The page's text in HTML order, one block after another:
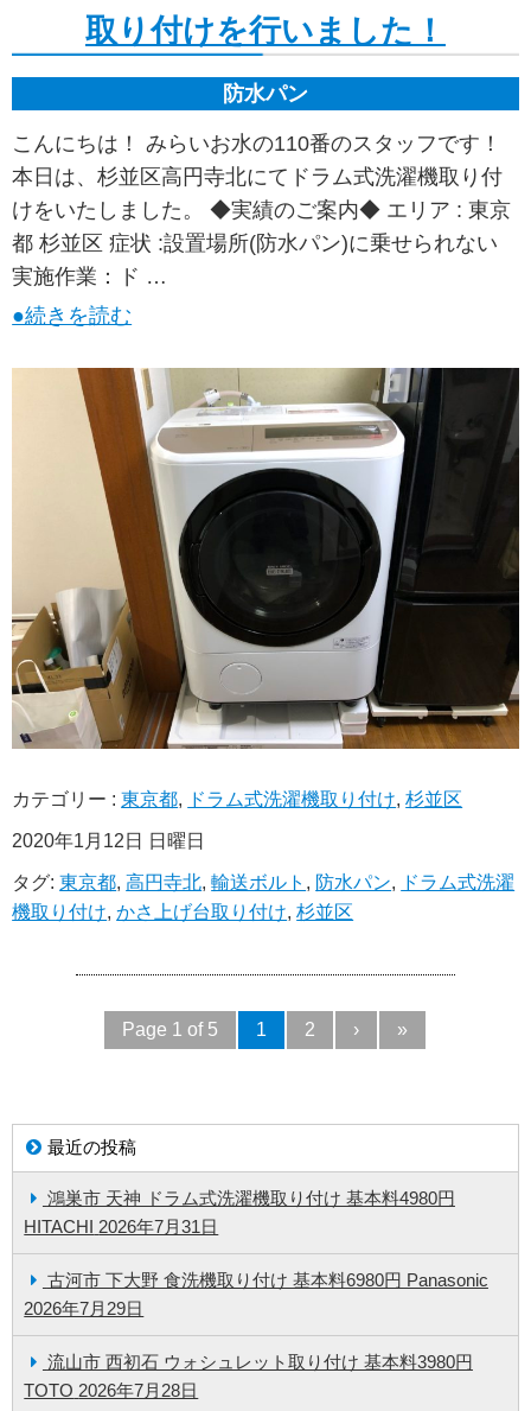
取り付けを行いました！
防水パン
こんにちは！ みらいお水の110番のスタッフです！
本日は、杉並区高円寺北にてドラム式洗濯機取り付
けをいたしました。 ◆実績のご案内◆ エリア : 東京
都 杉並区 症状 :設置場所(防水パン)に乗せられない
実施作業：ド …
●続きを読む
カテゴリー :東京都, ドラム式洗濯機取り付け,杉並区
2020年1月12日 日曜日
タグ:東京都,高円寺北,輸送ボルト , 防水パン, ドラム式洗濯
機取り付け,かさ上げ台取り付け,杉並区
Page 1 of 5 1 2 › »
最近の投稿
鴻巣市 天神 ドラム式洗濯機取り付け 基本料4980円
HITACHI 2026年7月31日
古河市 下大野 食洗機取り付け 基本料6980円 Panasonic
2026年7月29日
流山市 西初石 ウォシュレット取り付け 基本料3980円
TOTO 2026年7月28日